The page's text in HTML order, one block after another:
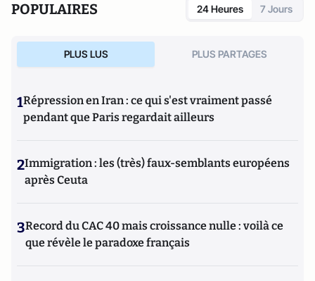
POPULAIRES 24 Heures 7 Jours
PLUS LUS PLUS PARTAGES
1Répression en Iran : ce qui s'est vraiment passé
pendant que Paris regardait ailleurs
2Immigration : les (très) faux-semblants européens
après Ceuta
3Record du CAC 40 mais croissance nulle : voilà ce
que révèle le paradoxe français